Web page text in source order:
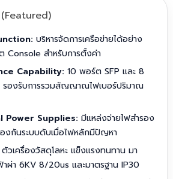
บริหารจัดการเครือข่ายได้อย่าง
Console สำหรับการตั้งค่า
Capability: 10 พอร์ต SFP และ 8
องรับการรวมสัญญาณไฟเบอร์ปริมาณ
Power Supplies: มีแหล่งจ่ายไฟสำรอง
งกันระบบดับเมื่อไฟหลักมีปัญหา
ตัวเครื่องวัสดุโลหะ แข็งแรงทนทาน มา
ผ่า 6KV 8/20us และมาตรฐาน IP30